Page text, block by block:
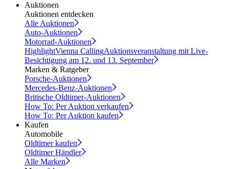
Auktionen
Auktionen entdecken
Alle Auktionen
Auto-Auktionen
Motorrad-Auktionen
HighlightVienna CallingAuktionsveranstaltung mit Live-
Besichtigung am 12. und 13. September
Marken & Ratgeber
Porsche-Auktionen
Mercedes-Benz-Auktionen
Britische Oldtimer-Auktionen
How To: Per Auktion verkaufen
How To: Per Auktion kaufen
Kaufen
Automobile
Oldtimer kaufen
Oldtimer Händler
Alle Marken